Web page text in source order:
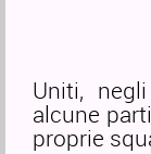
Uniti,
alcune
proprie